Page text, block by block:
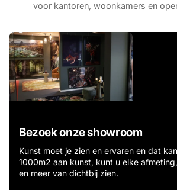
voor kantoren, woonkamers en
Bezoek onze showroom
Kunst moet je zien en ervaren en dat
1000m2 aan kunst, kunt u elke
en meer van dichtbij zien.